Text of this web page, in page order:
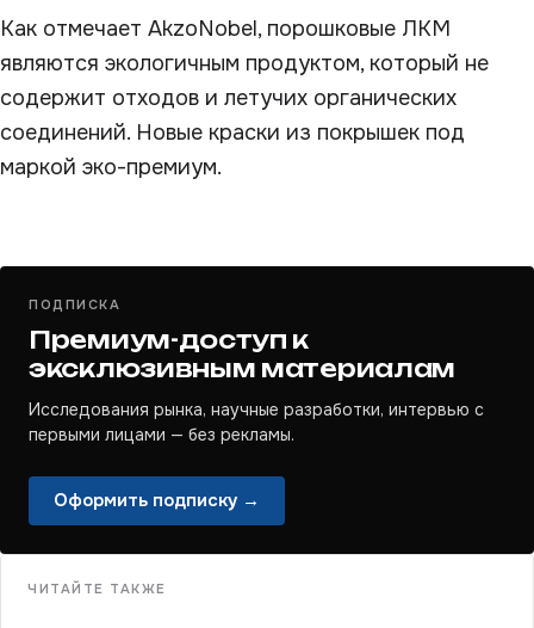
Как отмечает AkzoNobel, порошковые ЛКМ
являются экологичным продуктом, который не
содержит отходов и летучих органических
соединений. Новые краски из покрышек под
маркой эко-премиум.
ПОДПИСКА
Премиум-доступ к
эксклюзивным материалам
Исследования рынка, научные разработки, интервью с
первыми лицами — без рекламы.
Оформить подписку →
ЧИТАЙТЕ ТАКЖЕ